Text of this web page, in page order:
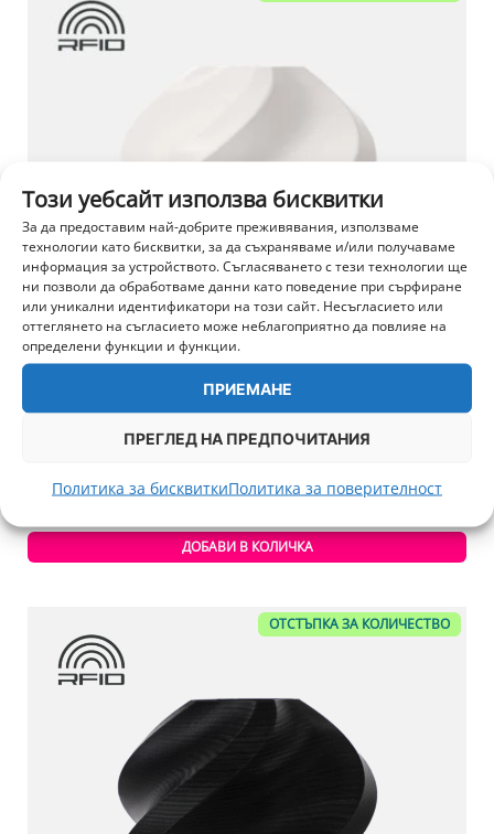
Този уебсайт използва бисквитки
За да предоставим най-добрите преживявания, използваме
технологии като бисквитки, за да съхраняваме и/или получаваме
информация за устройството. Съгласяването с тези технологии ще
ни позволи да обработваме данни като поведение при сърфиране
или уникални идентификатори на този сайт. Несъгласието или
оттеглянето на съгласието може неблагоприятно да повлияе на
определени функции и функции.
ПРИЕМАНЕ
ПРЕГЛЕД НА ПРЕДПОЧИТАНИЯ
Политика за бисквиткиПолитика за поверителност
PLA Basic Бяло 1000g Bambu Lab
ДОБАВИ В КОЛИЧКА
ОТСТЪПКА ЗА КОЛИЧЕСТВО